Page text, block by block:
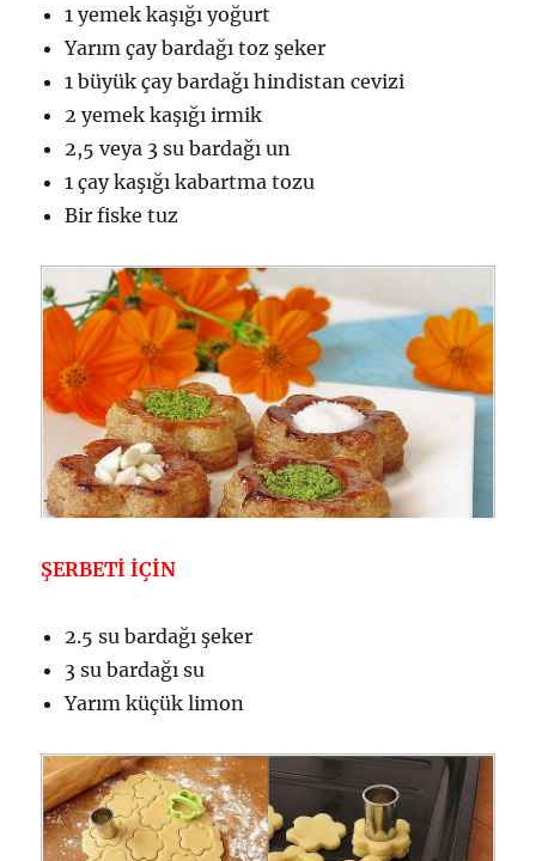
1 yemek kaşığı yoğurt
Yarım çay bardağı toz şeker
1 büyük çay bardağı hindistan cevizi
2 yemek kaşığı irmik
2,5 veya 3 su bardağı un
1 çay kaşığı kabartma tozu
Bir fiske tuz
ŞERBETİ İÇİN
2.5 su bardağı şeker
3 su bardağı su
Yarım küçük limon